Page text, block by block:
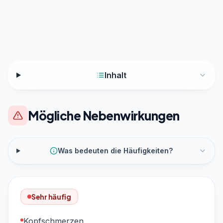
Inhalt
Mögliche Nebenwirkungen
Was bedeuten die Häufigkeiten?
Sehr häufig
Kopfschmerzen